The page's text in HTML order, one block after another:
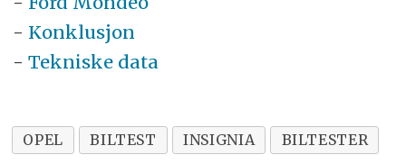
- Konklusjon
- Tekniske data
OPEL BILTEST INSIGNIA BILTESTER